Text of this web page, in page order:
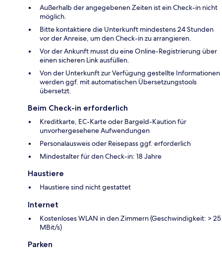
Außerhalb der angegebenen Zeiten ist ein Check-in nicht
möglich.
Bitte kontaktiere die Unterkunft mindestens 24 Stunden
vor der Anreise, um den Check-in zu arrangieren.
Vor der Ankunft musst du eine Online-Registrierung über
einen sicheren Link ausfüllen.
Von der Unterkunft zur Verfügung gestellte Informationen
werden ggf. mit automatischen Übersetzungstools
übersetzt.
Beim Check-in erforderlich
Kreditkarte, EC-Karte oder Bargeld-Kaution für
unvorhergesehene Aufwendungen
Personalausweis oder Reisepass ggf. erforderlich
Mindestalter für den Check-in: 18 Jahre
Haustiere
Haustiere sind nicht gestattet
Internet
Kostenloses WLAN in den Zimmern (Geschwindigkeit: > 25
MBit/s)
Parken